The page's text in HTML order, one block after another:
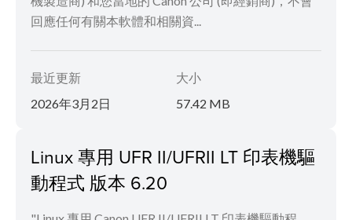
回應任何有關本軟體和相關資...
最近更新
2026年3月2日
大小
57.42 MB
Linux 專用 UFR II/UFRII LT 印表機驅
動程式 版本 6.20